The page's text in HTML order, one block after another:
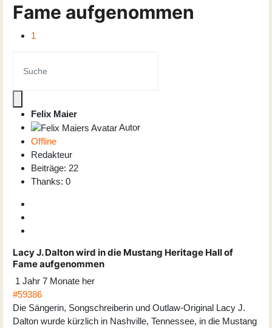
Fame aufgenommen
1
Felix Maier
Autor
Offline
Redakteur
Beiträge: 22
Thanks: 0
Lacy J. Dalton wird in die Mustang Heritage Hall of
Fame aufgenommen
1 Jahr 7 Monate her
#59386
Die Sängerin, Songschreiberin und Outlaw-Original Lacy J.
Dalton wurde kürzlich in Nashville, Tennessee, in die Mustang